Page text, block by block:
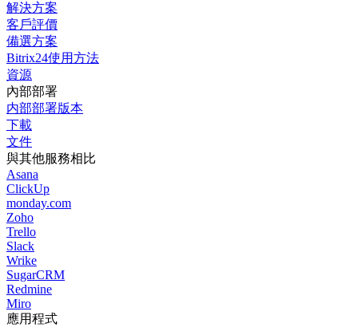
解決方案
客戶評價
備選方案
Bitrix24使用方法
資源
內部部署
内部部署版本
下載
文件
與其他服務相比
Asana
ClickUp
monday.com
Zoho
Trello
Slack
Wrike
SugarCRM
Redmine
Miro
應用程式